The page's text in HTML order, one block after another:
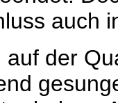
auch
der